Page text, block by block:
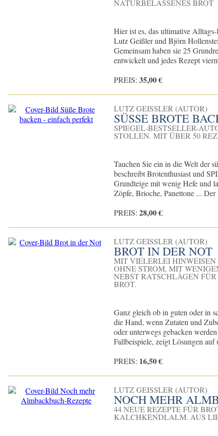
NATURBELASSENES BROT
Hier ist es, das ultimative
Lutz Geißler und Björn
Gemeinsam haben sie 25
entwickelt und jedes Rezept
PREIS:35,00 €
LUTZ GEISSLER (AUTOR)
SÜSSE BROTE
SPIEGEL-BESTSELLER-
STOLLEN. MIT ÜBER 50
Tauchen Sie ein in die Welt der
beschreibt Brotenthusiast und
Grundteige mit wenig Hefe und
Zöpfe, Brioche, Panettone ...
PREIS:28,00 €
LUTZ GEISSLER (AUTOR)
BROT IN DER NOT
MIT VIELERLEI HINWEISEN
OHNE STROM, MIT
NEBST RATSCHLÄGEN
BROT.
Ganz gleich ob in guten oder in
die Hand, wenn Zutaten und
oder unterwegs gebacken
Fallbeispiele, zeigt Lösungen
PREIS: 16,50 €
LUTZ GEISSLER (AUTOR)
NOCH MEHR
44 NEUE REZEPTE FÜR
ALCHKENDLALM. AUS